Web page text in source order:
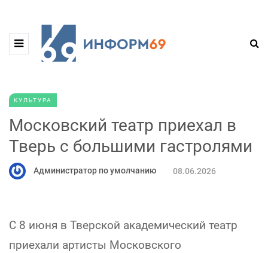
КУЛЬТУРА
Московский театр приехал в
Тверь с большими гастролями
Администратор по умолчанию 08.06.2026
С 8 июня в Тверской академический театр
приехали артисты Московского